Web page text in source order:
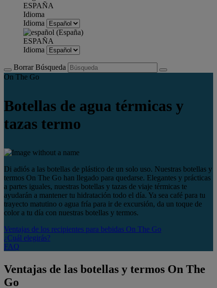
ESPAÑA
Idioma
Idioma
ESPAÑA
Idioma
Borrar Búsqueda
On The Go
Botellas de agua térmicas y
tazas termo
Di adiós a las botellas de plástico de un solo uso. Nuestras botellas y
termos On The Go han llegado para quedarse. Elegantes y prácticas
a partes iguales, nuestras botellas y tazas de viaje térmicas te
ayudarán a mantener tu hidratación todo el día. Ya sea café para tu
trayecto matutino o agua fría para ir de excursión, da un toque de
color a tu día con nuestras botellas y termos.
Ventajas de los recipientes para bebidas On The Go
¿Cuál elegirás?
FAQ
Ventajas de las botellas y termos On The
Go